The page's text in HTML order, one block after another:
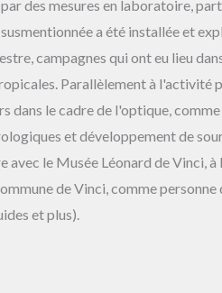
des mesures en laboratoire,
a été installée et
campagnes qui ont eu lieu
Parallèlement à l'activité
dans le cadre de l'optique,
et développement de
avec le Musée Léonard de Vinci,
de Vinci, comme
et plus).